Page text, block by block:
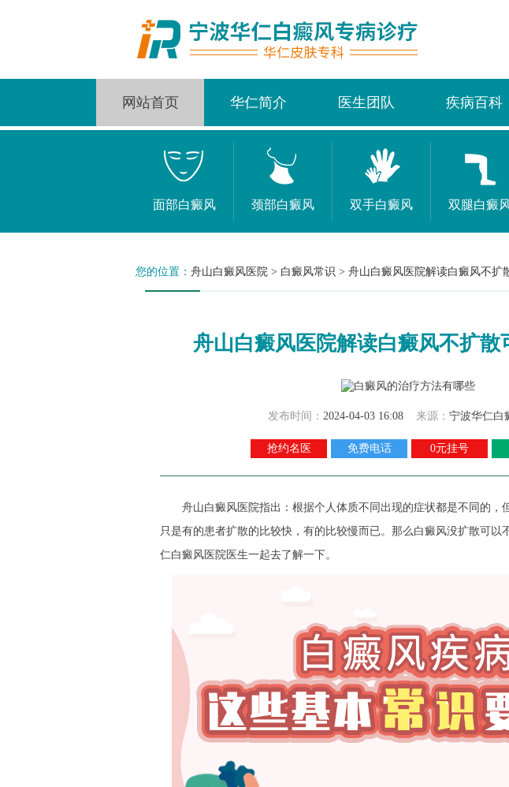
网站首页 华仁简介 医生团队 疾病百科
面部白癜风 颈部白癜风 双手白癜风 双腿白癜
您的位置： 舟山白癜风医院 > 白癜风常识 > 舟山白癜风医院解读白癜风不扩
舟山白癜风医院解读白癜风不扩散
发布时间： 2024-04-03 16:08 来源： 宁波华仁白
抢约名医 免费电话 0元挂号
舟山白癜风医院指出：根据个人体质不同出现的症状都是不同的，
只是有的患者扩散的比较快，有的比较慢而已。那么白癜风没扩散可以
仁白癜风医院医生一起去了解一下。